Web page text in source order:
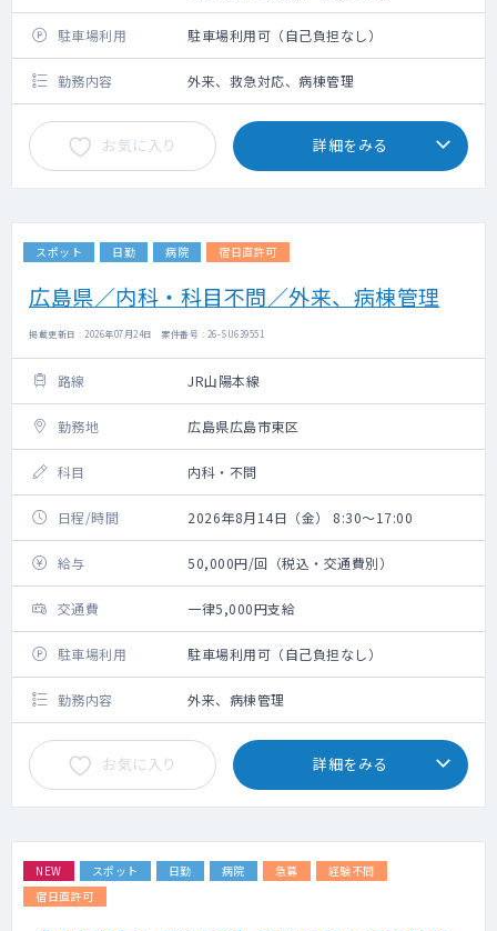
駐車場利用 駐車場利用可（自己負担なし）
勤務内容 外来、救急対応、病棟管理
お気に入り 詳細をみる
スポット 日勤 病院 宿日直許可
広島県／内科・科目不問／外来、病棟管理
掲載更新日 : 2026年07月24日 案件番号 : 26-SU639551
路線 JR山陽本線
勤務地 広島県広島市東区
科目 内科・不問
日程/時間 2026年8月14日（金） 8:30～17:00
給与 50,000円/回（税込・交通費別）
交通費 一律5,000円支給
駐車場利用 駐車場利用可（自己負担なし）
勤務内容 外来、病棟管理
お気に入り 詳細をみる
NEW スポット 日勤 病院 急募
経験不問
宿日直許可